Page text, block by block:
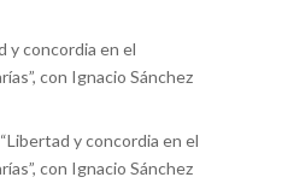
y concordia en el
con Ignacio Sánchez
y concordia en el
con Ignacio Sánchez